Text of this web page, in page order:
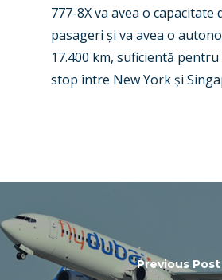
777-8X va avea o capacitate
pasageri și va avea o
17.400 km, suficientă
stop între New York și
Previous Post